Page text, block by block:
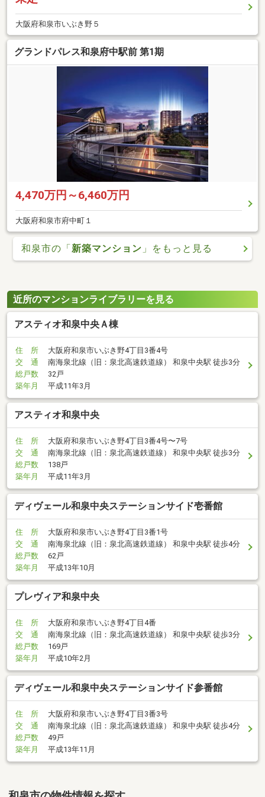
大阪府和泉市いぶき野５
グランドパレス和泉府中駅前 第1期
4,470万円～6,460万円
大阪府和泉市府中町１
和泉市の「新築マンション 」をもっと見る
近所のマンションライブラリーを見る
アスティオ和泉中央Ａ棟
住 所
大阪府和泉市いぶき野4丁目3番4号
交 通
南海泉北線（旧：泉北高速鉄道線） 和泉中央駅 徒歩3分
総戸数
32戸
築年月
平成11年3月
アスティオ和泉中央
住 所
大阪府和泉市いぶき野4丁目3番4号〜7号
交 通
南海泉北線（旧：泉北高速鉄道線） 和泉中央駅 徒歩3分
総戸数
138戸
築年月
平成11年3月
ディヴェール和泉中央ステーションサイド壱番館
住 所
大阪府和泉市いぶき野4丁目3番1号
交 通
南海泉北線（旧：泉北高速鉄道線） 和泉中央駅 徒歩4分
総戸数
62戸
築年月
平成13年10月
プレヴィア和泉中央
住 所
大阪府和泉市いぶき野4丁目4番
交 通
南海泉北線（旧：泉北高速鉄道線） 和泉中央駅 徒歩3分
総戸数
169戸
築年月
平成10年2月
ディヴェール和泉中央ステーションサイド参番館
住 所
大阪府和泉市いぶき野4丁目3番3号
交 通
南海泉北線（旧：泉北高速鉄道線） 和泉中央駅 徒歩4分
総戸数
49戸
築年月
平成13年11月